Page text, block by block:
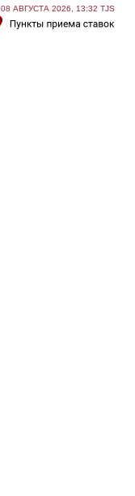
08 АВГУСТА 2026, 13:32 TJS